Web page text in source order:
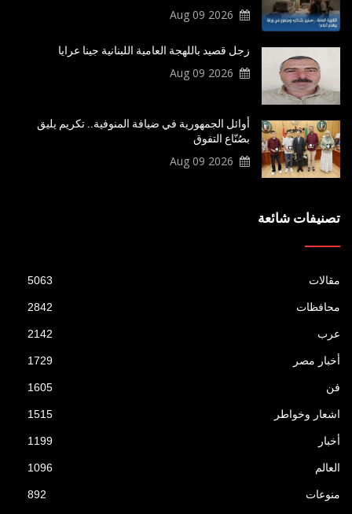
2026 Aug 09
زجل قصيد باللهجة العامية اللبنانية جينا عرايا
2026 Aug 09
أوائل الجمهورية في ضيافة المنوفية.. تكريم يليق
بصُنّاع التفوق
2026 Aug 09
تصنيفات شائعة
مقالات 5063
محافظات 2842
عرب 2142
أخبار مصر 1729
فن 1605
اشعار وخواطر 1515
أخبار 1199
العالم 1096
منوعات 892